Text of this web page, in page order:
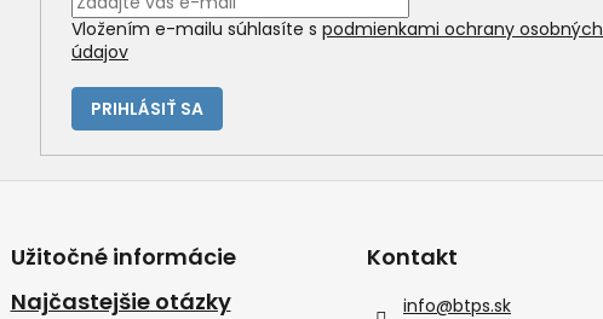
Vložením e-mailu súhlasíte s podmienkami ochrany osobných
údajov
PRIHLÁSIŤ SA
Užitočné informácie
Najčastejšie otázky
Kontakt
info@btps.sk